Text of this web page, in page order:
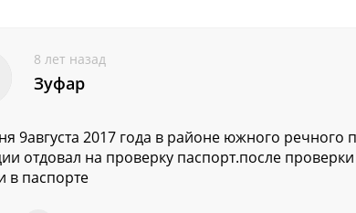
8 лет назад
Зуфар
9августа 2017 года в районе южного
отдовал на проверку паспорт.после
в паспорте